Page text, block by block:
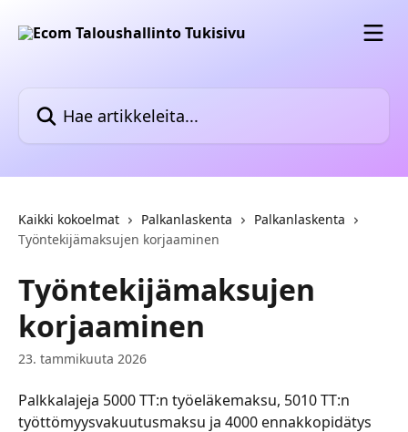
Kaikki kokoelmat Palkanlaskenta
Palkanlaskenta
Työntekijämaksujen korjaaminen
Työntekijämaksujen
korjaaminen
23. tammikuuta 2026
Palkkalajeja 5000 TT:n työeläkemaksu, 5010 TT:n
työttömyysvakuutusmaksu ja 4000 ennakkopidätys